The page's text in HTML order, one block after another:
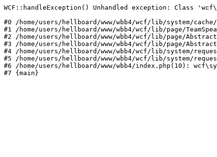
WCF::handleException() Unhandled exception: Class
#0 /home/users/hellboard/www/wbb4/wcf/lib/system/
#1 /home/users/hellboard/www/wbb4/wcf/lib/page/
#2 /home/users/hellboard/www/wbb4/wcf/lib/page/
#3 /home/users/hellboard/www/wbb4/wcf/lib/page/
#4 /home/users/hellboard/www/wbb4/wcf/lib/system/
#5 /home/users/hellboard/www/wbb4/wcf/lib/system/
#6 /home/users/hellboard/www/wbb4/index.php(10):
#7 {main}